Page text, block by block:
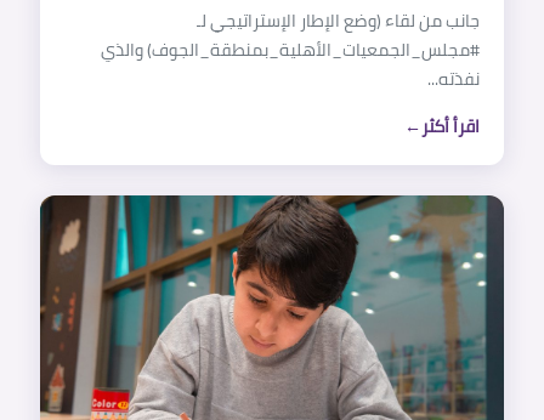
‏جانب من لقاء (وضع الإطار الإستراتيجي لـ
‎#مجلس_الجمعيات_الأهلية_بمنطقة_الجوف) والذي
نفذته...
اقرأ أكثر